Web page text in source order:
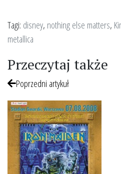
Tagi: disney, nothing else matters,
metallica
Przeczytaj także
Poprzedni artykuł